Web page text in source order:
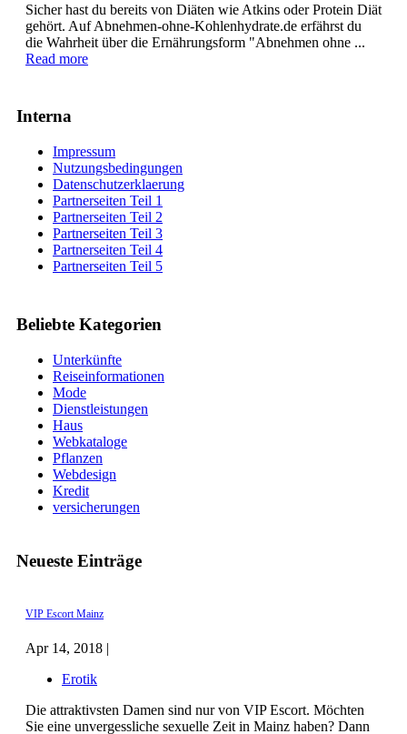
Beliebte Kategorien
Unterkünfte
Reiseinformationen
Mode
Dienstleistungen
Haus
Webkataloge
Pflanzen
Webdesign
Kredit
versicherungen
Neueste Einträge
VIP Escort Mainz
Apr 14, 2018 |
Erotik
Die attraktivsten Damen sind nur von VIP Escort. Möchten
Sie eine unvergessliche sexuelle Zeit in Mainz haben? Dann
Sicher hast du bereits von Diäten wie Atkins oder Protein Diät
gehört. Auf Abnehmen-ohne-Kohlenhydrate.de erfährst du
die Wahrheit über die Ernährungsform "Abnehmen ohne ...
Read more
Interna
Impressum
Nutzungsbedingungen
Datenschutzerklaerung
Partnerseiten Teil 1
Partnerseiten Teil 2
Partnerseiten Teil 3
Partnerseiten Teil 4
Partnerseiten Teil 5